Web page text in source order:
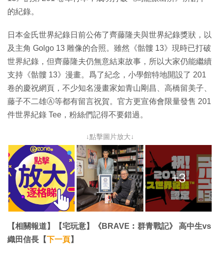
的紀錄。
日本金氏世界紀錄日前公佈了齊藤隆夫與世界紀錄獎狀，以
及主角 Golgo 13 雕像的合照。雖然《骷髏 13》現時已打破
世界紀錄，但齊藤隆夫仍無意結束故事，所以大家仍能繼續
支持《骷髏 13》漫畫。爲了紀念，小學館特地開設了 201
卷的慶祝網頁，不少知名漫畫家如青山剛昌、高橋留美子、
藤子不二雄Ⓐ等都有留言祝賀。官方更宣佈會限量發售 201
件世界紀錄 Tee，粉絲們記得不要錯過。
↓點擊圖片放大↓
+3
【相關報道】【宅玩意】《BRAVE︰群青戰記》 高中生vs
織田信長【下一頁】